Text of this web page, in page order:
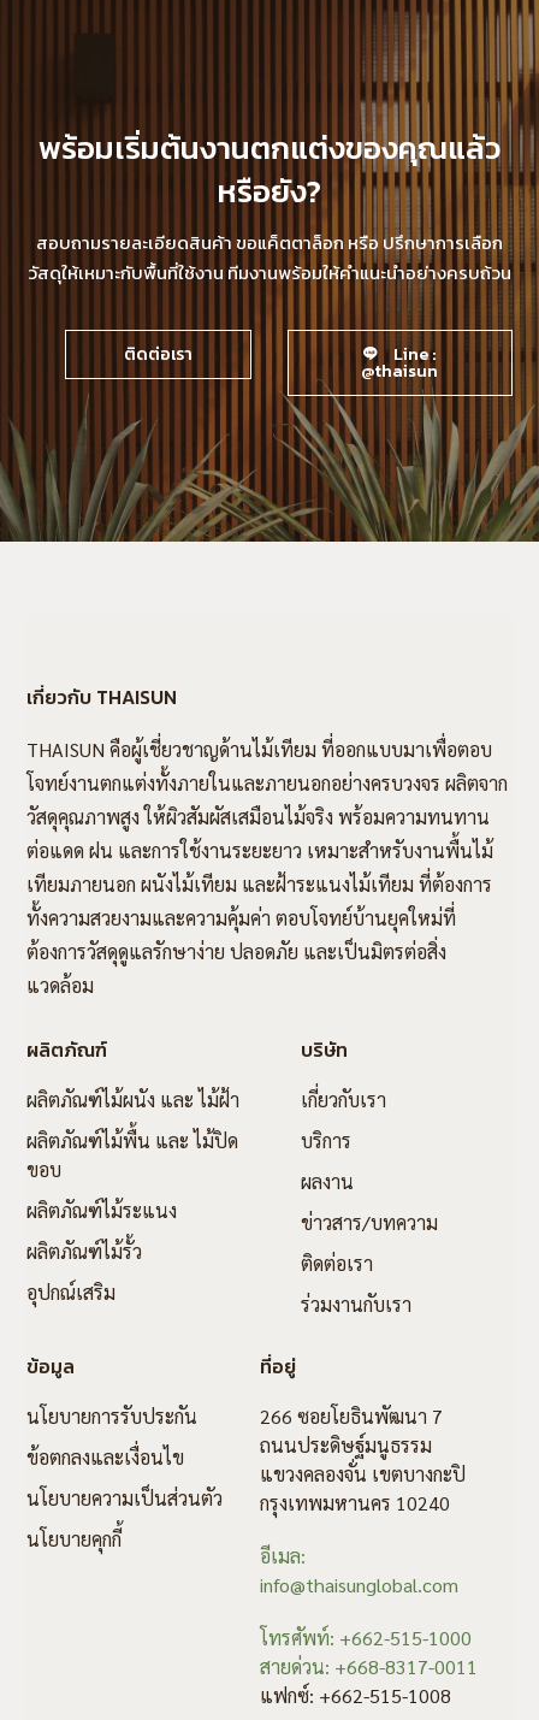
พร้อมเริ่มต้นงานตกแต่งของคุณแล้ว
หรือยัง?
สอบถามรายละเอียดสินค้า ขอแค็ตตาล็อก หรือ ปรึกษาการเลือก
วัสดุให้เหมาะกับพื้นที่ใช้งาน ทีมงานพร้อมให้คำแนะนำอย่างครบถ้วน
ติดต่อเรา Line :
@thaisun
เกี่ยวกับ THAISUN
THAISUN คือผู้เชี่ยวชาญด้านไม้เทียม ที่ออกแบบมาเพื่อตอบ
โจทย์งานตกแต่งทั้งภายในและภายนอกอย่างครบวงจร ผลิตจาก
วัสดุคุณภาพสูง ให้ผิวสัมผัสเสมือนไม้จริง พร้อมความทนทาน
ต่อแดด ฝน และการใช้งานระยะยาว เหมาะสำหรับงานพื้นไม้
เทียมภายนอก ผนังไม้เทียม และฝ้าระแนงไม้เทียม ที่ต้องการ
ทั้งความสวยงามและความคุ้มค่า ตอบโจทย์บ้านยุคใหม่ที่
ต้องการวัสดุดูแลรักษาง่าย ปลอดภัย และเป็นมิตรต่อสิ่ง
แวดล้อม
ผลิตภัณฑ์
ผลิตภัณฑ์ไม้ผนัง และ ไม้ฝ้า
ผลิตภัณฑ์ไม้พื้น และ ไม้ปิด
ขอบ
ผลิตภัณฑ์ไม้ระแนง
ผลิตภัณฑ์ไม้รั้ว
อุปกณ์เสริม
บริษัท
เกี่ยวกับเรา
บริการ
ผลงาน
ข่าวสาร/บทความ
ติดต่อเรา
ร่วมงานกับเรา
ข้อมูล
นโยบายการรับประกัน
ข้อตกลงและเงื่อนไข
นโยบายความเป็นส่วนตัว
นโยบายคุกกี้
ที่อยู่
266 ซอยโยธินพัฒนา 7
ถนนประดิษฐ์มนูธรรม
แขวงคลองจั่น เขตบางกะปิ
กรุงเทพมหานคร 10240
อีเมล:
info@thaisunglobal.com
โทรศัพท์: +662-515-1000
สายด่วน: +668-8317-0011
แฟกซ์: +662-515-1008